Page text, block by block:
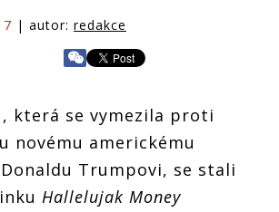
| autor: redakce
která se vymezila proti
novému americkému
Trumpovi, se stali
Hallelujak Money